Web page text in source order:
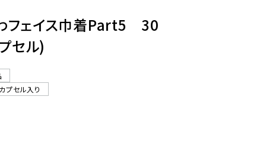
フェイス巾着Part5 30
セル)
プセル入り